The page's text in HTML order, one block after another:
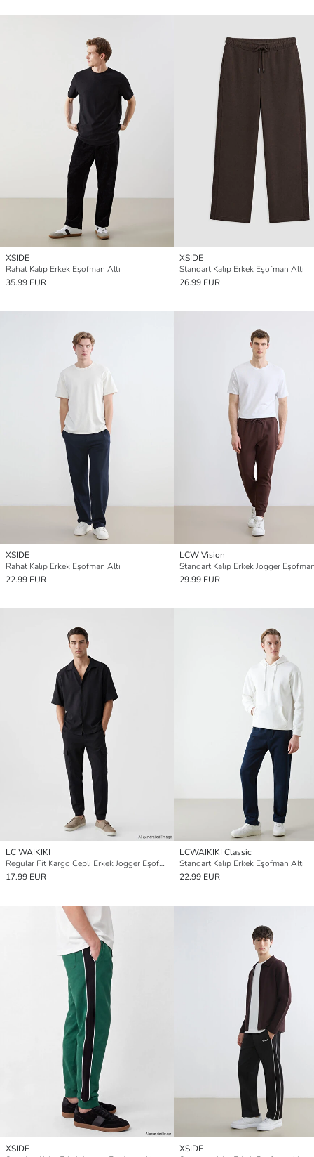
XSIDE
Rahat Kalıp Erkek Eşofman Altı
35.99 EUR
XSIDE
Standart Kalıp Erkek Eşofman Altı
26.99 EUR
XSIDE
Rahat Kalıp Erkek Eşofman Altı
22.99 EUR
LCW Vision
Standart Kalıp Erkek Jogger
29.99 EUR
LC WAIKIKI
Regular Fit Kargo Cepli Erkek Jogger Eşofman Altı
17.99 EUR
LCWAIKIKI Classic
Standart Kalıp Erkek Eşofman Altı
22.99 EUR
XSIDE
XSIDE